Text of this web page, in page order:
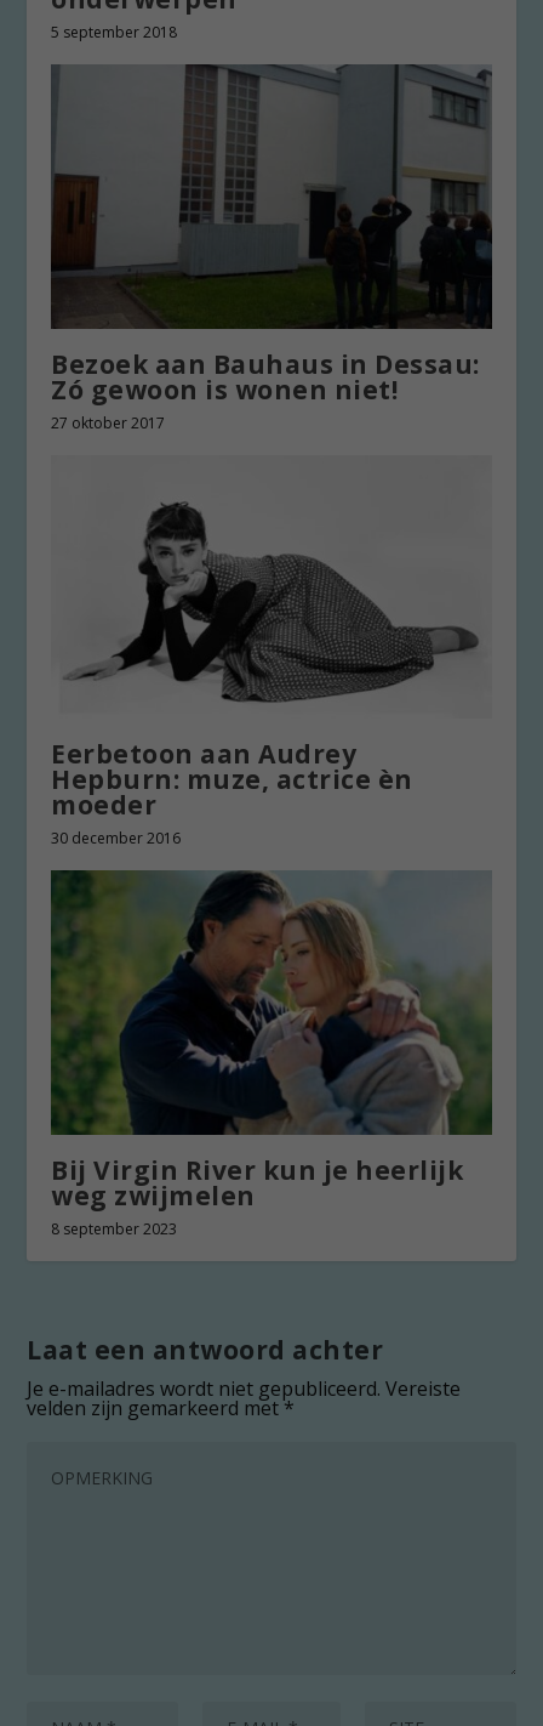
5 september 2018
Bezoek aan Bauhaus in Dessau:
Zó gewoon is wonen niet!
27 oktober 2017
Eerbetoon aan Audrey
Hepburn: muze, actrice èn
moeder
30 december 2016
Bij Virgin River kun je heerlijk
weg zwijmelen
8 september 2023
Laat een antwoord achter
Je e-mailadres wordt niet gepubliceerd. Vereiste
velden zijn gemarkeerd met*